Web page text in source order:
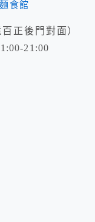
百正後門對面）
21:00